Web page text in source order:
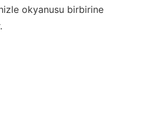
okyanusu birbirine